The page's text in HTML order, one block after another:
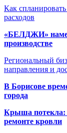
Как
расходов
«БЕЛДЖИ»
производстве
Региональный
направления и
В Борисове
города
Крыша потекла:
ремонте кровли